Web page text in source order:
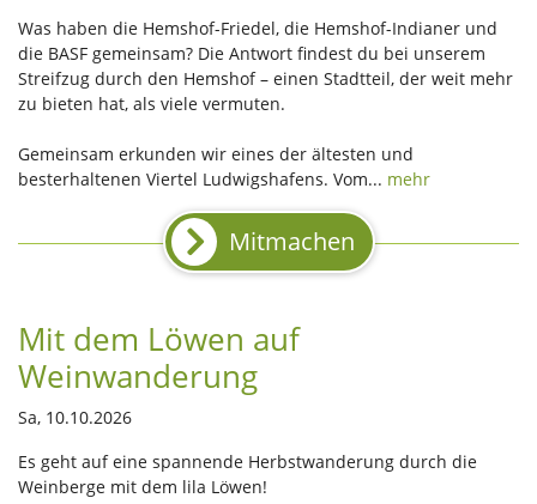
Was haben die Hemshof-Friedel, die Hemshof-Indianer und
die BASF gemeinsam? Die Antwort findest du bei unserem
Streifzug durch den Hemshof – einen Stadtteil, der weit mehr
zu bieten hat, als viele vermuten.
Gemeinsam erkunden wir eines der ältesten und
besterhaltenen Viertel Ludwigshafens. Vom... mehr
Mitmachen
Mit dem Löwen auf
Weinwanderung
Sa, 10.10.2026
Es geht auf eine spannende Herbstwanderung durch die
Weinberge mit dem lila Löwen!